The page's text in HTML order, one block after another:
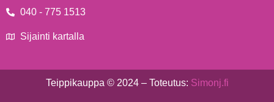
040 - 775 1513
Sijainti kartalla
Teippikauppa © 2024 – Toteutus: Simonj.fi